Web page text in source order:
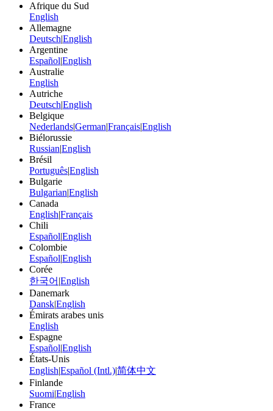
Afrique du Sud
English
Allemagne
Deutsch|English
Argentine
Español|English
Australie
English
Autriche
Deutsch|English
Belgique
Nederlands|German|Français|English
Biélorussie
Russian|English
Brésil
Português|English
Bulgarie
Bulgarian|English
Canada
English|Français
Chili
Español|English
Colombie
Español|English
Corée
한국어 |English
Danemark
Dansk|English
Émirats arabes unis
English
Espagne
Español|English
États-Unis
English|Español (Intl.)|简体中文
Finlande
Suomi|English
France